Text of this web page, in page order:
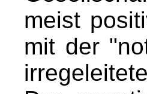
meist
mit der